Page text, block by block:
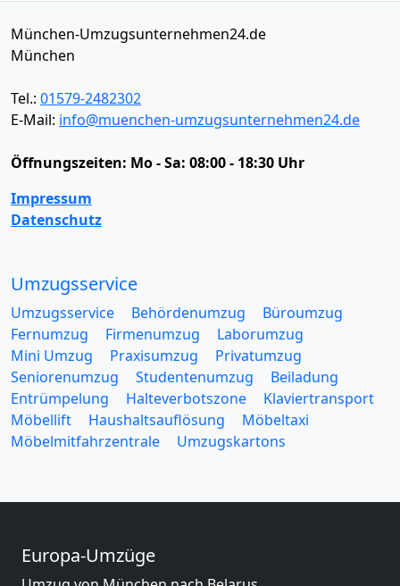
München-Umzugsunternehmen24.de
München
Tel.: 01579-2482302
E-Mail: info@muenchen-umzugsunternehmen24.de
Öffnungszeiten: Mo - Sa: 08:00 - 18:30 Uhr
Impressum
Datenschutz
Umzugsservice
Umzugsservice Behördenumzug
Büroumzug
Fernumzug
Firmenumzug
Laborumzug
Mini Umzug
Praxisumzug
Privatumzug
Seniorenumzug
Studentenumzug
Beiladung
Entrümpelung
Halteverbotszone
Klaviertransport
Möbellift
Haushaltsauflösung
Möbeltaxi
Möbelmitfahrzentrale
Umzugskartons
Europa-Umzüge